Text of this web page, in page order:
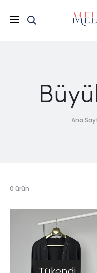
Ana
0 ürün